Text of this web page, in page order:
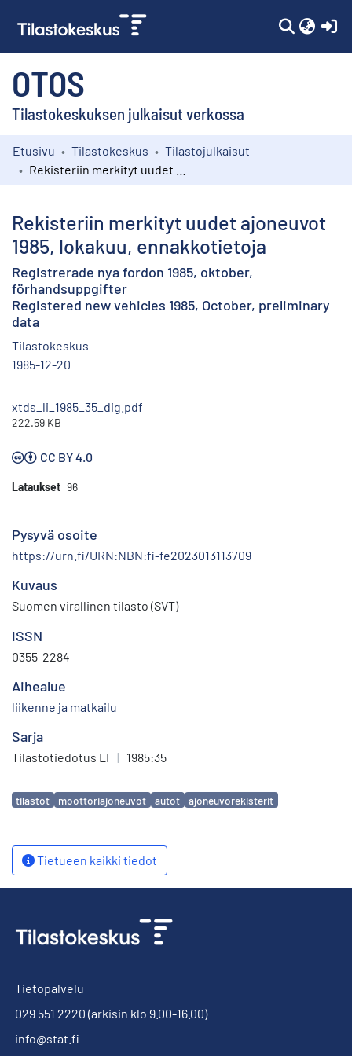
OTOS
Tilastokeskuksen julkaisut verkossa
Kokoelmat
Etusivu Tilastokeskus
Tilastojulkaisut
Rekisteriin merkityt uudet ajoneuvot
1985, lokakuu, ennakkotietoja
Registrerade nya fordon 1985, oktober,
förhandsuppgifter
Registered new vehicles 1985, October, preliminary
data
Tilastokeskus
1985-12-20
xtds_li_1985_35_dig.pdf
222.59 KB
CC BY 4.0
Lataukset 96
Pysyvä osoite
https://urn.fi/URN:NBN:fi-fe2023013113709
Kuvaus
Suomen virallinen tilasto (SVT)
ISSN
0355-2284
Aihealue
liikenne ja matkailu
Sarja
Tilastotiedotus LI | 1985:35
Avainsanat
tilastot moottoriajoneuvot autot ajoneuvorekisterit
Tietueen kaikki tiedot
Tietopalvelu
029 551 2220 (arkisin klo 9.00-16.00)
info@stat.fi